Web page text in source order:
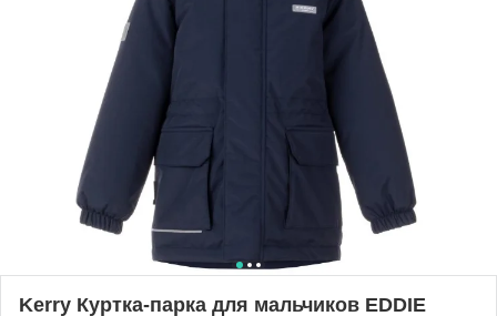
Kerry Куртка-парка для мальчиков EDDIE